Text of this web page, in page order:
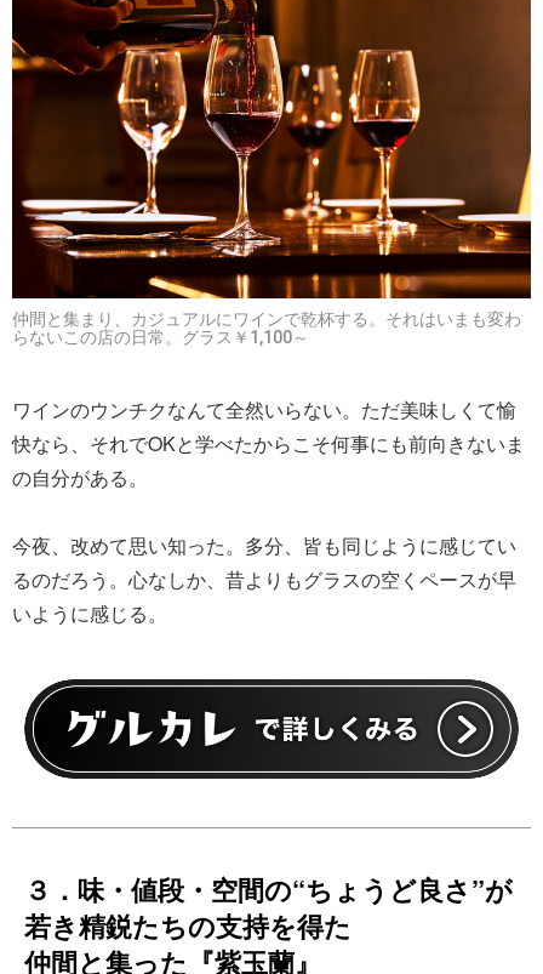
仲間と集まり、カジュアルにワインで乾杯する。それはいまも変わ
らないこの店の日常。グラス￥1,100～
ワインのウンチクなんて全然いらない。ただ美味しくて愉
快なら、それでOKと学べたからこそ何事にも前向きないま
の自分がある。
今夜、改めて思い知った。多分、皆も同じように感じてい
るのだろう。心なしか、昔よりもグラスの空くペースが早
いように感じる。
３．味・値段・空間の“ちょうど良さ”が
若き精鋭たちの支持を得た
仲間と集った『紫玉蘭』